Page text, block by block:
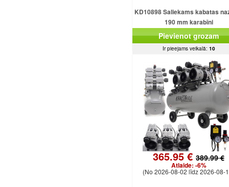
KD10898 Saliekams kabatas
190 mm karabīni
Pievienot grozam
Ir pieejams veikalā: 10
365.95 € 389.99 €
Atlaide: -6%
(No 2026-08-02 līdz 2026-08-